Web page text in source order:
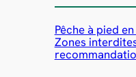
Pêche à pied
Zones